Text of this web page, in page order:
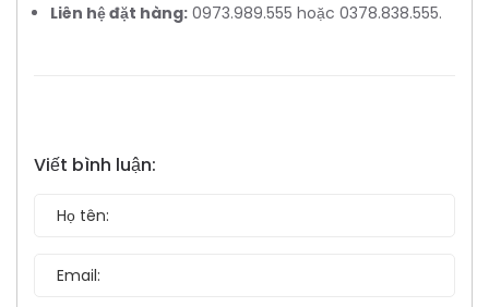
Liên hệ đặt hàng: 0973.989.555 hoặc 0378.838.555.
Viết bình luận: